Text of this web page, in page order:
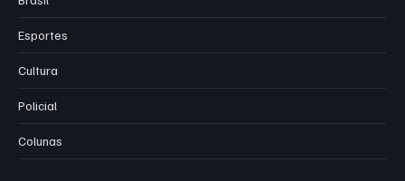
Esportes
Cultura
Policial
Colunas